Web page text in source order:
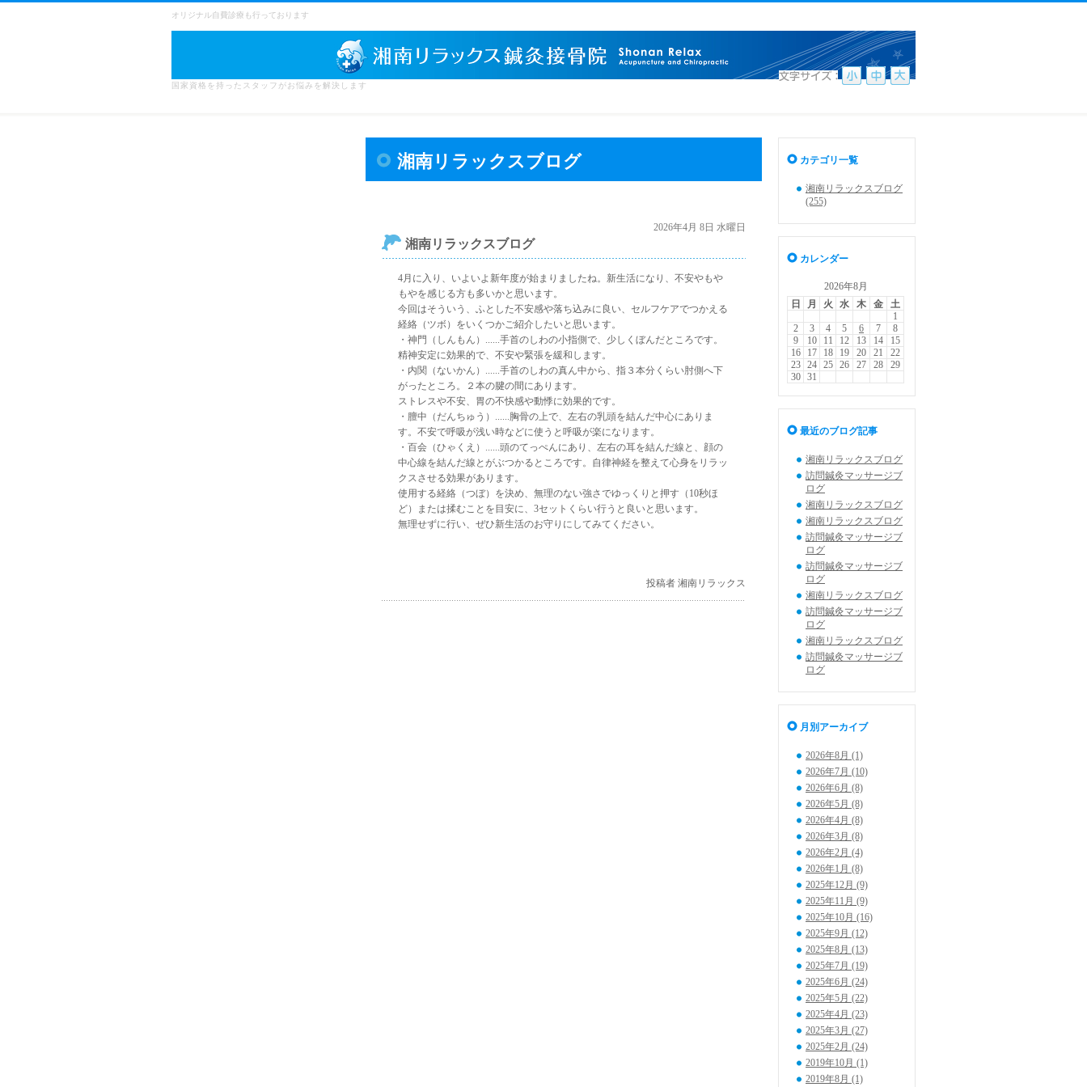
オリジナル自費診療も行っております
国家資格を持ったスタッフがお悩みを解決します
湘南リラックスブログ
2026年4月 8日 水曜日
湘南リラックスブログ
4月に入り、いよいよ新年度が始まりましたね。新生活になり、不安やもや
もやを感じる方も多いかと思います。
今回はそういう、ふとした不安感や落ち込みに良い、セルフケアでつかえる
経絡（ツボ）をいくつかご紹介したいと思います。
・神門（しんもん）......手首のしわの小指側で、少しくぼんだところです。
精神安定に効果的で、不安や緊張を緩和します。
・内関（ないかん）......手首のしわの真ん中から、指３本分くらい肘側へ下
がったところ。２本の腱の間にあります。
ストレスや不安、胃の不快感や動悸に効果的です。
・膻中（だんちゅう）......胸骨の上で、左右の乳頭を結んだ中心にありま
す。不安で呼吸が浅い時などに使うと呼吸が楽になります。
・百会（ひゃくえ）......頭のてっぺんにあり、左右の耳を結んだ線と、顔の
中心線を結んだ線とがぶつかるところです。自律神経を整えて心身をリラッ
クスさせる効果があります。
使用する経絡（つぼ）を決め、無理のない強さでゆっくりと押す（10秒ほ
ど）または揉むことを目安に、3セットくらい行うと良いと思います。
無理せずに行い、ぜひ新生活のお守りにしてみてください。
投稿者 湘南リラックス
カテゴリ一覧
湘南リラックスブログ
(255)
カレンダー
2026年8月
日
月 火 水 木 金
土
1
2
3 4 5 6 7
8
9
10 11 12 13 14
15
16
17 18 19 20 21
22
23
24 25 26 27 28
29
30
31
最近のブログ記事
湘南リラックスブログ
訪問鍼灸マッサージブ
ログ
湘南リラックスブログ
湘南リラックスブログ
訪問鍼灸マッサージブ
ログ
訪問鍼灸マッサージブ
ログ
湘南リラックスブログ
訪問鍼灸マッサージブ
ログ
湘南リラックスブログ
訪問鍼灸マッサージブ
ログ
月別アーカイブ
2026年8月 (1)
2026年7月 (10)
2026年6月 (8)
2026年5月 (8)
2026年4月 (8)
2026年3月 (8)
2026年2月 (4)
2026年1月 (8)
2025年12月 (9)
2025年11月 (9)
2025年10月 (16)
2025年9月 (12)
2025年8月 (13)
2025年7月 (19)
2025年6月 (24)
2025年5月 (22)
2025年4月 (23)
2025年3月 (27)
2025年2月 (24)
2019年10月 (1)
2019年8月 (1)